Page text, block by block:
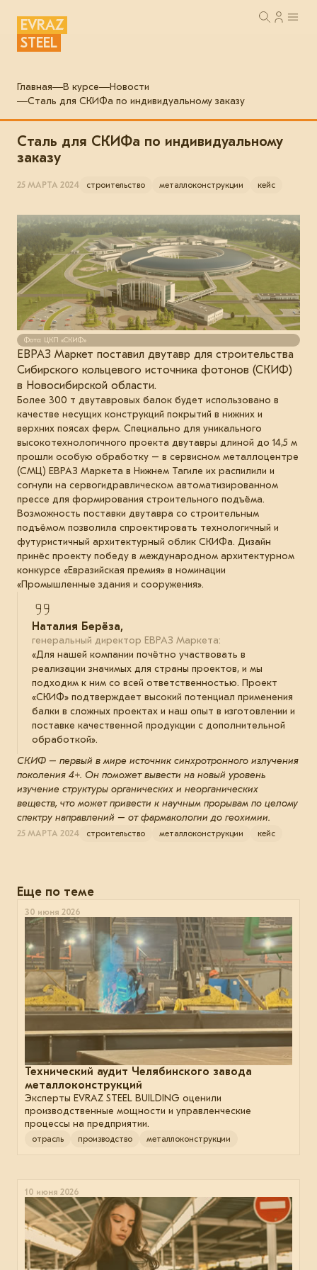
EVRAZ
STEEL
Главная В курсе
Новости
Сталь для СКИФа по индивидуальному заказу
Сталь для СКИФа по индивидуальному
заказу
25 МАРТА 2024 строительство металлоконструкции кейс
Фото: ЦКП «СКИФ»
ЕВРАЗ Маркет поставил двутавр для строительства
Сибирского кольцевого источника фотонов (СКИФ)
в Новосибирской области.
Более 300 т двутавровых балок будет использовано в
качестве несущих конструкций покрытий в нижних и
верхних поясах ферм. Специально для уникального
высокотехнологичного проекта двутавры длиной до 14,5 м
прошли особую обработку – в сервисном металлоцентре
(СМЦ) ЕВРАЗ Маркета в Нижнем Тагиле их распилили и
согнули на сервогидравлическом автоматизированном
прессе для формирования строительного подъёма.
Возможность поставки двутавра со строительным
подъёмом позволила спроектировать технологичный и
футуристичный архитектурный облик СКИФа. Дизайн
принёс проекту победу в международном архитектурном
конкурсе «Евразийская премия» в номинации
«Промышленные здания и сооружения».
Наталия Берёза,
генеральный директор ЕВРАЗ Маркета:
«Для нашей компании почётно участвовать в
реализации значимых для страны проектов, и мы
подходим к ним со всей ответственностью. Проект
«СКИФ» подтверждает высокий потенциал применения
балки в сложных проектах и наш опыт в изготовлении и
поставке качественной продукции с дополнительной
обработкой».
СКИФ – первый в мире источник синхротронного излучения
поколения 4+. Он поможет вывести на новый уровень
изучение структуры органических и неорганических
веществ, что может привести к научным прорывам по целому
спектру направлений – от фармакологии до геохимии.
25 МАРТА 2024 строительство металлоконструкции кейс
Еще по теме
30 июня 2026
Технический аудит Челябинского завода
металлоконструкций
Эксперты EVRAZ STEEL BUILDING оценили
производственные мощности и управленческие
процессы на предприятии.
отрасль производство металлоконструкции
10 июня 2026